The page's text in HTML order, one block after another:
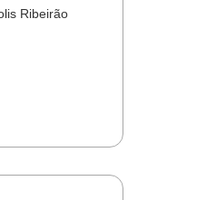
Ribeirão